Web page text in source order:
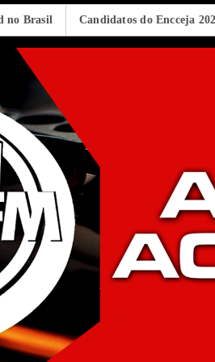
Candidatos do Encceja 2026 podem